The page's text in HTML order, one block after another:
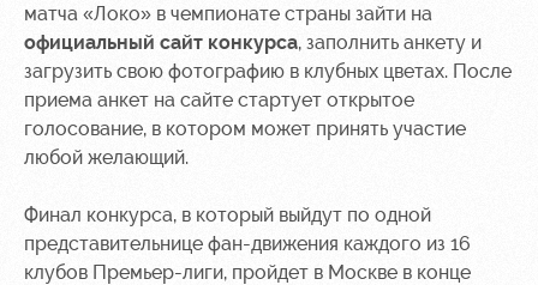
Ледовый
дворец
Занятия
спортом
Контакты
Академии
лояльности
Карта
болельщика
Парковка
для
болельщиков
МГН
матча «Локо» в чемпионате страны зайти на
официальный сайт конкурса, заполнить анкету и
загрузить свою фотографию в клубных цветах. После
приема анкет на сайте стартует открытое
голосование, в котором может принять участие
любой желающий.
Финал конкурса, в который выйдут по одной
представительнице фан-движения каждого из 16
клубов Премьер-лиги, пройдет в Москве в конце